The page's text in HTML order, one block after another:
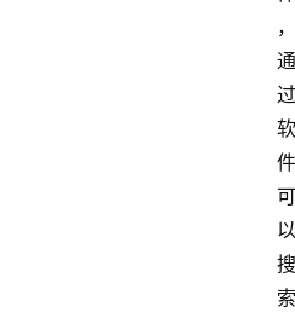
，
通
过
软
件
可
以
搜
索